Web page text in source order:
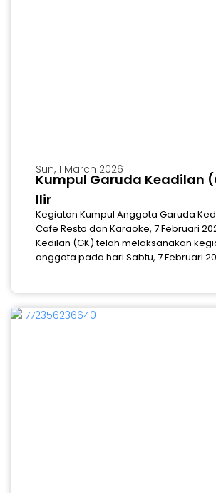
Sun, 1 March 2026
Kumpul Garuda Keadilan
Ilir
Kegiatan Kumpul Anggota Garuda
Cafe Resto dan Karaoke, 7 Februari
Kedilan (GK) telah melaksanakan
anggota pada hari Sabtu, 7 Februari